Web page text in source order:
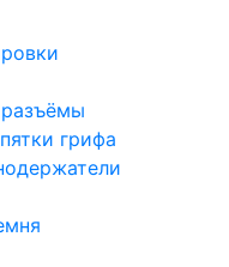
грифа